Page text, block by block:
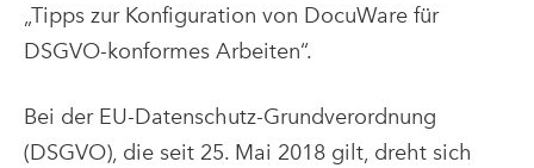
„Tipps zur Konfiguration von DocuWare für
DSGVO-konformes Arbeiten“.
Bei der EU-Datenschutz-Grundverordnung
(DSGVO), die seit 25. Mai 2018 gilt, dreht sich